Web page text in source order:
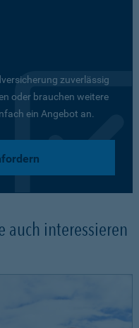
zuverlässig
oder brauchen weitere
ein Angebot an.
auch interessieren